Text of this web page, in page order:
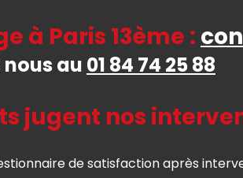
à Paris 13ème :
au 01 84 74 25 88
jugent nos
de satisfaction après